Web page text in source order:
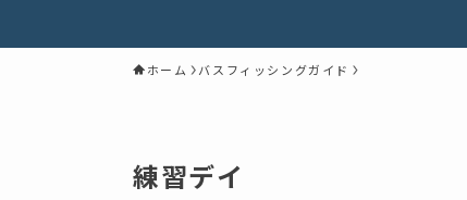
ホーム バスフィッシングガイド
練習デイ